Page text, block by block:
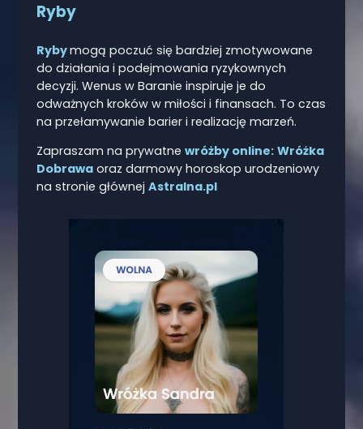
Ryby
Rybymogą poczuć się bardziej zmotywowane
do działania i podejmowania ryzykownych
decyzji. Wenus w Baranie inspiruje je do
odważnych kroków w miłości i finansach. To czas
na przełamywanie barier i realizację marzeń.
Zapraszam na prywatne wróżby online: Wróżka
Dobrawaoraz darmowy horoskop urodzeniowy
na stronie głównej Astralna.pl